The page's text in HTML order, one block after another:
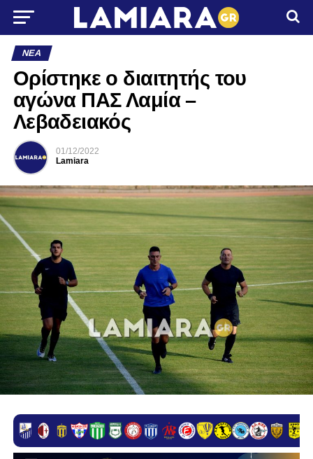
ΝΈΑ
Ορίστηκε ο διαιτητής του
αγώνα ΠΑΣ Λαμία –
Λεβαδειακός
01/12/2022
Lamiara